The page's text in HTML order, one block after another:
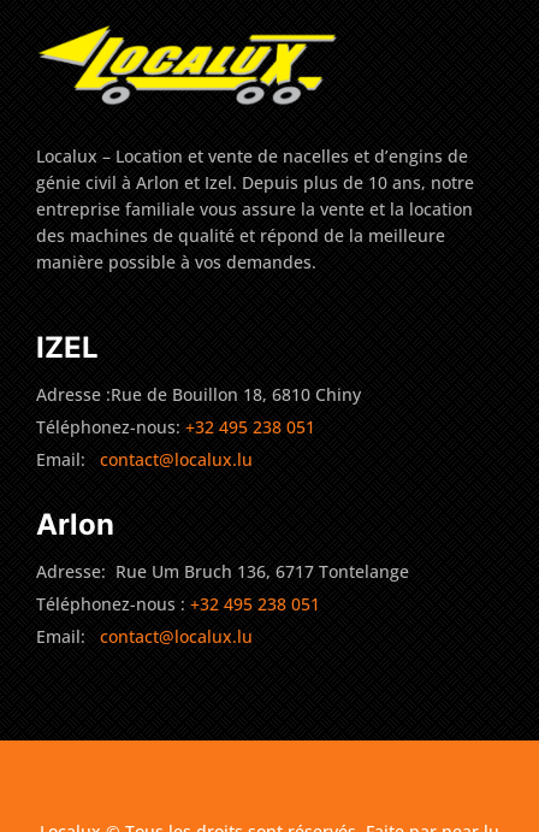
Localux – Location et vente de nacelles et d’engins de
génie civil à Arlon et Izel. Depuis plus de 10 ans, notre
entreprise familiale vous assure la vente et la location
des machines de qualité et répond de la meilleure
manière possible à vos demandes.
IZEL
Adresse :Rue de Bouillon 18, 6810 Chiny
Téléphonez-nous: +32 495 238 051
Email: contact@localux.lu
Arlon
Adresse: Rue Um Bruch 136, 6717 Tontelange
Téléphonez-nous : +32 495 238 051
Email: contact@localux.lu